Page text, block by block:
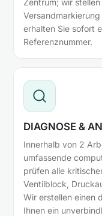
Zentrum; wir
erhalten Sie sofort
Referenznummer.
DIAGNOSE &
Innerhalb von 2
umfassende
prüfen alle
Ventilblock,
Wir erstellen einen
Ihnen ein